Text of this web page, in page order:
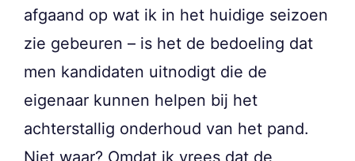
afgaand op wat ik in het huidige seizoen
zie gebeuren – is het de bedoeling dat
men kandidaten uitnodigt die de
eigenaar kunnen helpen bij het
achterstallig onderhoud van het pand.